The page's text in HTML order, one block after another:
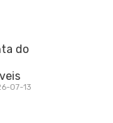
do
07-13